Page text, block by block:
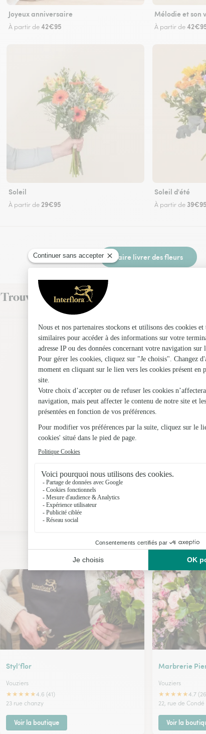
Joyeux anniversaire
À partir de42€95
Mélodie et son
À partir de
Soleil
À partir de 29€95
Soleil d'été
À partir de 39€95
Faire livrer des fleurs
Trouvez un fleuriste Interflora à Massiges
Nos fleuristes à Massiges
Styl’flor
Vouziers
★★★★★4.6 (41)
23 rue chanzy
Voir la boutique
Marbrerie
Vouziers
★★★★★4.7
22, rue de Condé
Voir la